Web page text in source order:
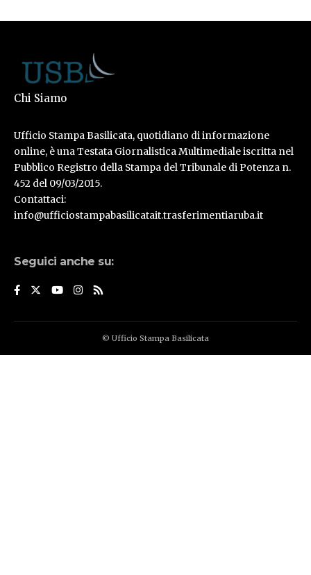
Chi Siamo
Ufficio Stampa Basilicata, quotidiano di informazione
online, è una Testata Giornalistica Multimediale iscritta nel
Pubblico Registro della Stampa del Tribunale di Potenza n.
452 del 09/03/2015.
Contattaci:
info@ufficiostampabasilicatait.trasferimentiaruba.it
Seguici anche su:
© Ufficio Stampa Basilicata